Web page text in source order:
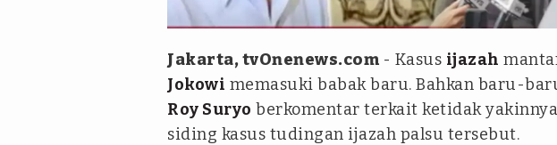
istimewa - antaranews
Jakarta, tvOnenews.com - Kasus ijazah
Jokowi memasuki babak baru. Bahkan baru-
Roy Suryo berkomentar terkait ketidak
siding kasus tudingan ijazah palsu tersebut.